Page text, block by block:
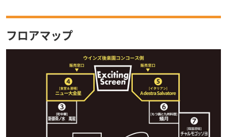
フロアマップ